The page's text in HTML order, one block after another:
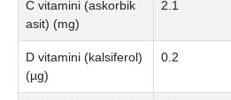
C vitamini (askorbik
asit) (mg)
2.1
D vitamini (kalsiferol)
(µg)
0.2